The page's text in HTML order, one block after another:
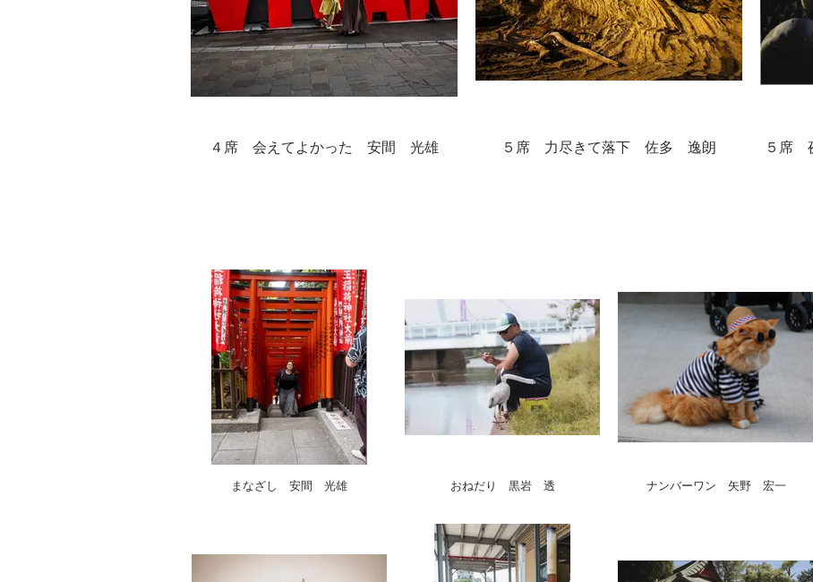
４席 会えてよかった 安間 光雄 ５席 力尽きて落下 佐多 逸朗 ５席
まなざし 安間 光雄 おねだり 黒岩 透 ナンバーワン 矢野 宏一